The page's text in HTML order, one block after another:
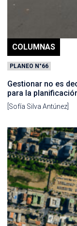
COLUMNAS
PLANEO N°66
Gestionar no es
para la
[Sofía Silva Antúnez]